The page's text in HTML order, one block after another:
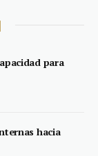
para
hacia